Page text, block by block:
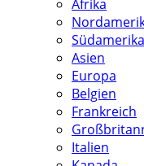
Afrika
Asien
Europa
Belgien
Frankreich
Italien